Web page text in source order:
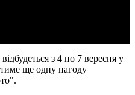
з 4 по 7 вересня у
ще одну нагоду